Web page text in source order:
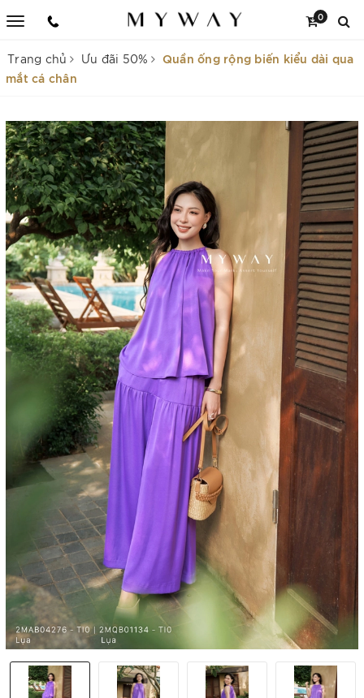
0
Trang chủ Ưu đãi 50%
Quần ống rộng biến kiểu dài qua
mắt cá chân